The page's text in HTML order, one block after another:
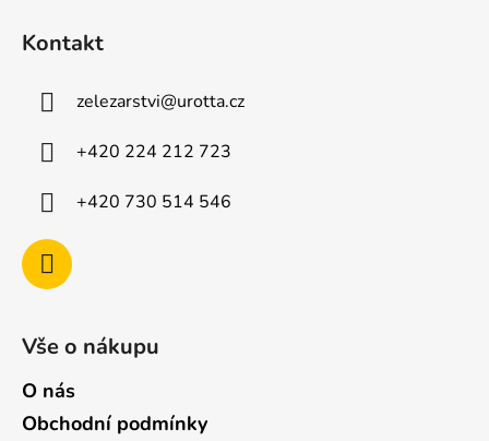
Kontakt
zelezarstvi@urotta.cz
+420 224 212 723
+420 730 514 546
Vše o nákupu
O nás
Obchodní podmínky